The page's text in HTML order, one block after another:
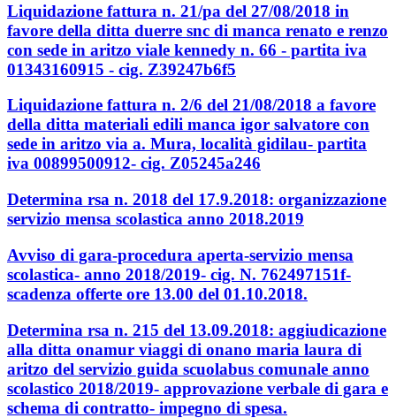
Liquidazione fattura n. 21/pa del 27/08/2018 in
favore della ditta duerre snc di manca renato e renzo
con sede in aritzo viale kennedy n. 66 - partita iva
01343160915 - cig. Z39247b6f5
Liquidazione fattura n. 2/6 del 21/08/2018 a favore
della ditta materiali edili manca igor salvatore con
sede in aritzo via a. Mura, località gidilau- partita
iva 00899500912- cig. Z05245a246
Determina rsa n. 2018 del 17.9.2018: organizzazione
servizio mensa scolastica anno 2018.2019
Avviso di gara-procedura aperta-servizio mensa
scolastica- anno 2018/2019- cig. N. 762497151f-
scadenza offerte ore 13.00 del 01.10.2018.
Determina rsa n. 215 del 13.09.2018: aggiudicazione
alla ditta onamur viaggi di onano maria laura di
aritzo del servizio guida scuolabus comunale anno
scolastico 2018/2019- approvazione verbale di gara e
schema di contratto- impegno di spesa.